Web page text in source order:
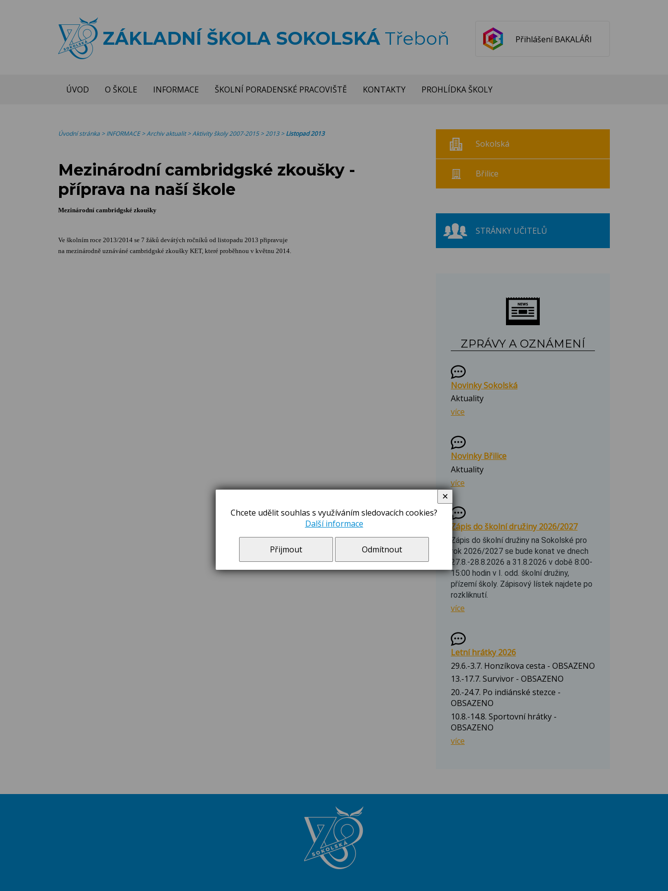
ZÁKLADNÍ ŠKOLA SOKOLSKÁ Třeboň Přihlášení BAKALÁŘI
ÚVOD O ŠKOLE INFORMACE ŠKOLNÍ PORADENSKÉ PRACOVIŠTĚ KONTAKTY PROHLÍDKA ŠKOLY
Úvodní stránka >INFORMACE>Archiv aktualit>Aktivity školy 2007-2015>2013>Listopad 2013
Mezinárodní cambridgské zkoušky -
příprava na naší škole
Mezinárodní cambridgské zkoušky
Ve školním roce 2013/2014 se 7 žáků devátých ročníků od listopadu 2013 připravuje
na mezinárodně uznáváné cambridgské zkoušky KET, které proběhnou v květnu 2014.
Sokolská
Břilice
STRÁNKY UČITELŮ
ZPRÁVY A OZNÁMENÍ
Novinky Sokolská
Aktuality
více
Novinky Břilice
Aktuality
více
Zápis do školní družiny 2026/2027
Zápis do školní družiny na Sokolské pro
rok 2026/2027 se bude konat ve dnech
27.8.-28.8.2026 a 31.8.2026 v době 8:00-
15:00 hodin v I. odd. školní družiny,
přízemí školy. Zápisový lístek najdete po
rozkliknutí.
více
Letní hrátky 2026
29.6.-3.7. Honzíkova cesta - OBSAZENO
13.-17.7. Survivor - OBSAZENO
20.-24.7. Po indiánské stezce -
OBSAZENO
10.8.-14.8. Sportovní hrátky -
OBSAZENO
více
Chcete udělit souhlas s využíváním sledovacích cookies?
Další informace
Přijmout Odmítnout
✕